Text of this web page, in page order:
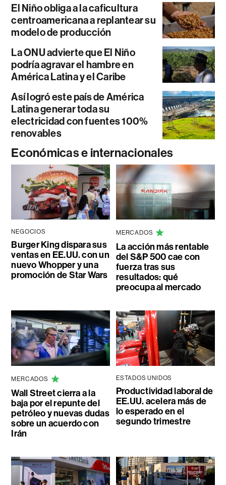
El Niño obliga a la caficultura
centroamericana a replantear su
modelo de producción
La ONU advierte que El Niño
podría agravar el hambre en
América Latina y el Caribe
Así logró este país de América
Latina generar toda su
electricidad con fuentes 100%
renovables
Económicas e internacionales
NEGOCIOS
Burger King dispara sus
ventas en EE.UU. con un
nuevo Whopper y una
promoción de Star Wars
MERCADOS
La acción más rentable
del S&P 500 cae con
fuerza tras sus
resultados: qué
preocupa al mercado
MERCADOS
Wall Street cierra a la
baja por el repunte del
petróleo y nuevas dudas
sobre un acuerdo con
Irán
ESTADOS UNIDOS
Productividad laboral de
EE.UU. acelera más de
lo esperado en el
segundo trimestre